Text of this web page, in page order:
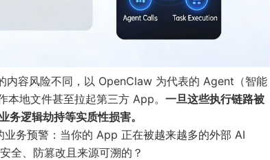
内容风险不同，以 OpenClaw 为代表的 Agent（智能
地文件甚至拉起第三方 App。 一旦这些执行链路被
逻辑劫持等实质性损害。
务预警：当你的 App 正在被越来越多的外部 AI
全、防篡改且来源可溯的？